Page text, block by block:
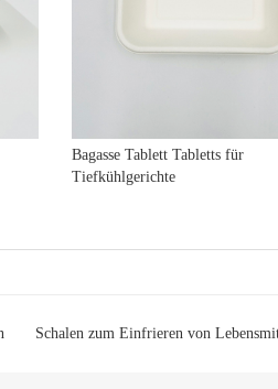
Bagasse Tablett Tabletts für
Tiefkühlgerichte
Schalen zum Einfrieren von